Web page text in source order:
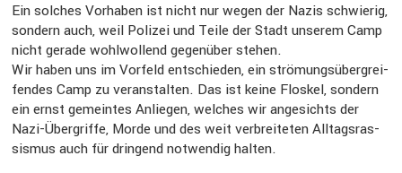
Ein solches Vorhaben ist nicht nur wegen der Nazis schwierig,
sondern auch, weil Polizei und Teile der Stadt unserem Camp
nicht gerade wohlwol­lend gegen­über stehen.
Wir haben uns im Vorfeld entschieden, ein strömungs­über­grei­
fendes Camp zu veran­stalten. Das ist keine Floskel, sondern
ein ernst gemeintes Anliegen, welches wir angesichts der
Nazi-Übergriffe, Morde und des weit verbrei­teten Alltags­ras­
sismus auch für dringend notwendig halten.